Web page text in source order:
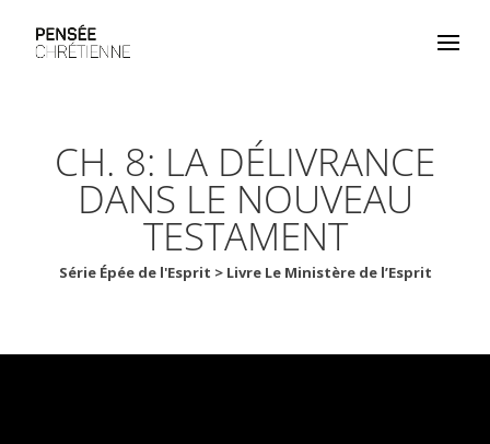
CH. 8: LA DÉLIVRANCE
DANS LE NOUVEAU
TESTAMENT
Série Épée de l'Esprit > Livre Le Ministère de l’Esprit